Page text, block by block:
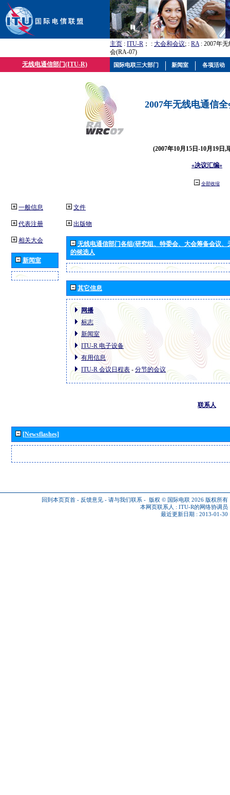
主页 : ITU-R ； : 大会和会议; : RA: 2007年
会(RA-07)
无线电通信部门(ITU-R)
2007年无线电通信
(2007年10月15日-10月19日,
«决议汇编»
全部收缩
一般信息
代表注册
相关大会
新闻室
文件
出版物
无线电通信部门各组(研究组、特委会、大会筹备会议
的候选人
其它信息
网播
标志
新闻室
ITU-R 电子设备
有用信息
ITU-R 会议日程表 - 分节的会议
联系人
[Newsflashes]
回到本页页首 - 反馈意见 - 请与我们联系 - 版权 © 国际电联 2026 版权所有
本网页联系人 : ITU-R的网络协调员
最近更新日期 : 2013-01-30
国际电联三大部门 新闻室 各项活动